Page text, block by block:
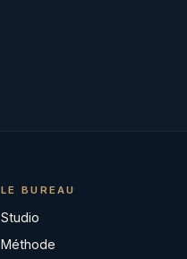
LE BUREAU
Studio
Méthode